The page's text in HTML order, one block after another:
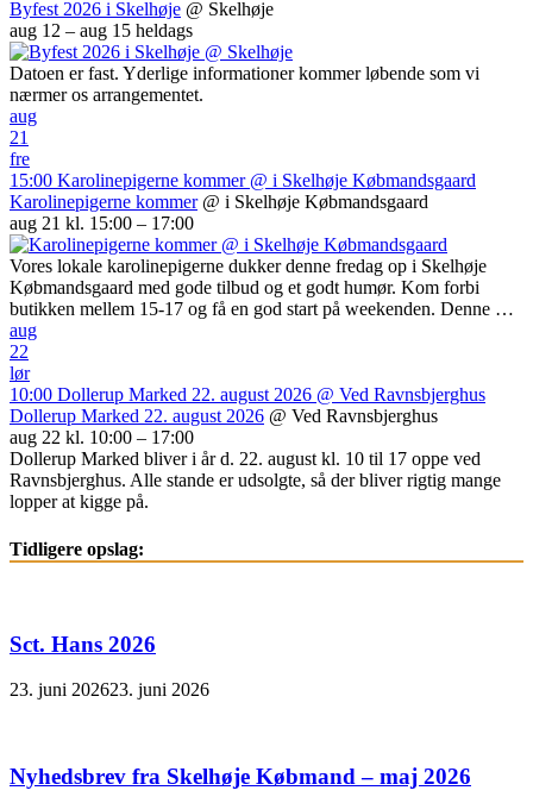
Byfest 2026 i Skelhøje @ Skelhøje
aug 12 – aug 15 heldags
Datoen er fast. Yderlige informationer kommer løbende som vi
nærmer os arrangementet.
aug
21
fre
15:00 Karolinepigerne kommer @ i Skelhøje Købmandsgaard
Karolinepigerne kommer @ i Skelhøje Købmandsgaard
aug 21 kl. 15:00 – 17:00
Vores lokale karolinepigerne dukker denne fredag op i Skelhøje
Købmandsgaard med gode tilbud og et godt humør. Kom forbi
butikken mellem 15-17 og få en god start på weekenden. Denne …
aug
22
lør
10:00 Dollerup Marked 22. august 2026 @ Ved Ravnsbjerghus
Dollerup Marked 22. august 2026 @ Ved Ravnsbjerghus
aug 22 kl. 10:00 – 17:00
Dollerup Marked bliver i år d. 22. august kl. 10 til 17 oppe ved
Ravnsbjerghus. Alle stande er udsolgte, så der bliver rigtig mange
lopper at kigge på.
Tidligere opslag:
Sct. Hans 2026
23. juni 202623. juni 2026
Nyhedsbrev fra Skelhøje Købmand – maj 2026